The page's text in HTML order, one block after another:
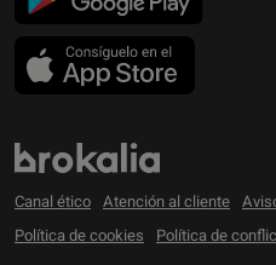
Canal ético Atención al cliente
Política de cookies
Política de